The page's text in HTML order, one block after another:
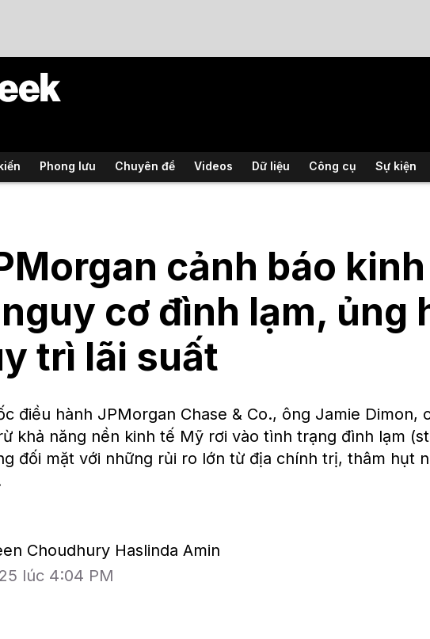
Phong lưu Chuyên đề Videos Dữ liệu Công cụ Sự kiện
cảnh báo
cơ đình lạm, ủng
trì lãi suất
điều hành JPMorgan Chase & Co., ông Jamie Dimon,
khả năng nền kinh tế Mỹ rơi vào tình trạng đình lạm
đối mặt với những rủi ro lớn từ địa chính trị, thâm hụt
Choudhury Haslinda Amin
lúc 4:04 PM